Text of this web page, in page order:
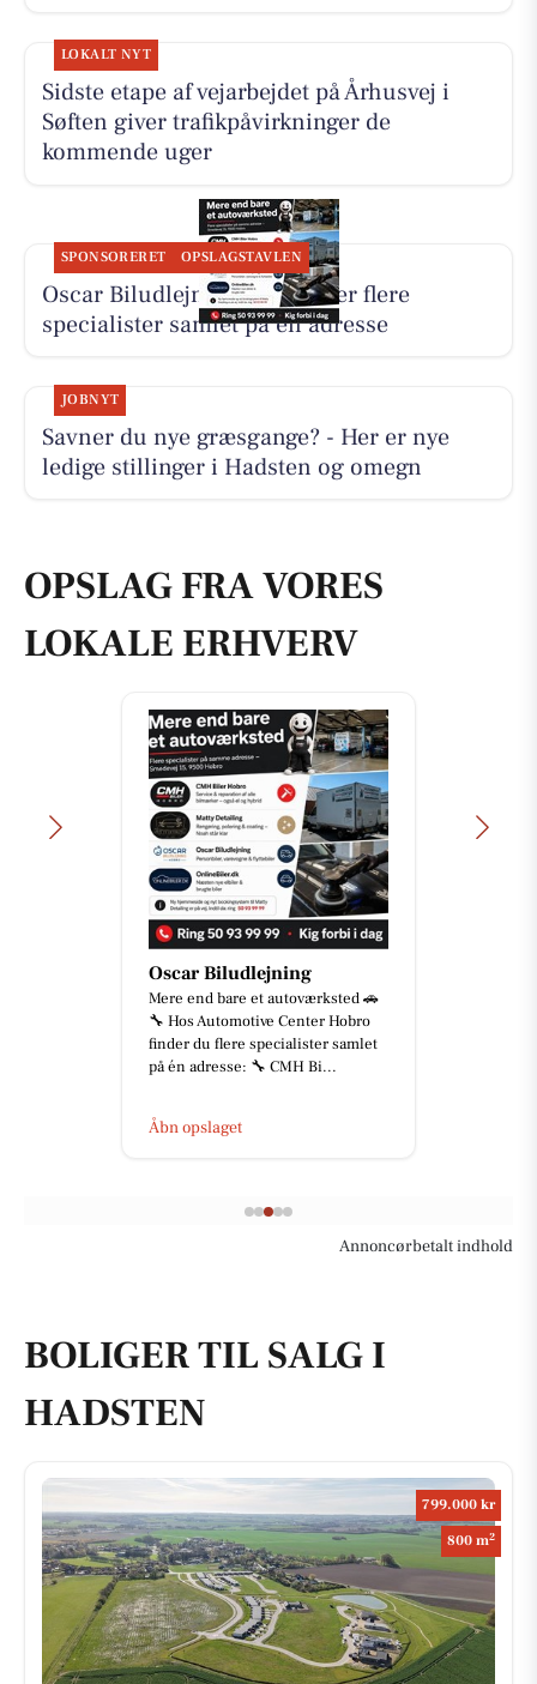
LOKALT NYT
Sidste etape af vejarbejdet på Århusvej i
Søften giver trafikpåvirkninger de
kommende uger
SPONSORERET OPSLAGSTAVLEN
Oscar Biludlejning fremhæver flere
specialister samlet på én adresse
JOBNYT
Savner du nye græsgange? - Her er nye
ledige stillinger i Hadsten og omegn
OPSLAG FRA VORES
LOKALE ERHVERV
Oscar Biludlejning
Mere end bare et autoværksted 🚗
🔧 Hos Automotive Center Hobro
finder du flere specialister samlet
på én adresse: 🔧 CMH Bi...
Åbn opslaget
Annoncørbetalt indhold
BOLIGER TIL SALG I
HADSTEN
799.000 kr
800 m2